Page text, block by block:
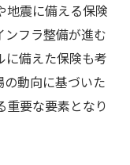
地震に備える保険
フラ整備が進む
に備えた保険も考
動向に基づいた
要な要素となり